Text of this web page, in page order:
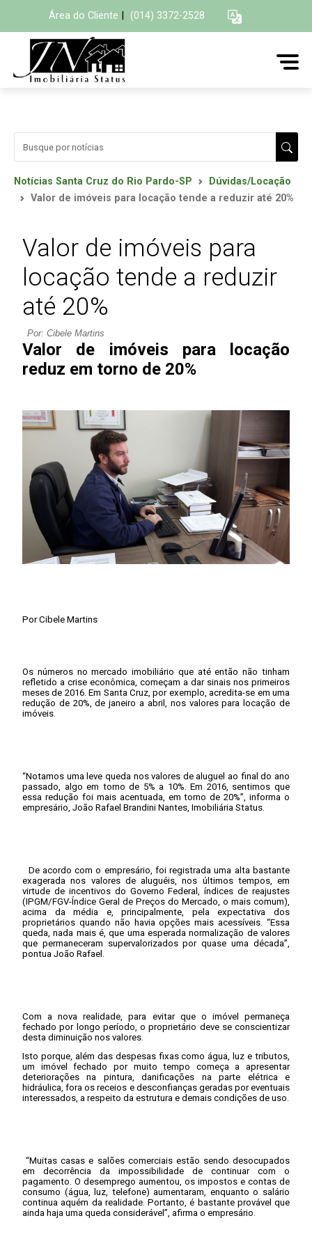
Área do Cliente (014) 3372-2528
Notícias Santa Cruz do Rio Pardo-SP
Dúvidas/Locação
Valor de imóveis para locação tende a reduzir até 20%
Valor de imóveis para
locação tende a reduzir
até 20%
Por: Cibele Martins
Valor de imóveis para locação
reduz em torno de 20%
Por Cibele Martins
Os números no mercado imobiliário que até então não tinham
refletido a crise econômica, começam a dar sinais nos primeiros
meses de 2016. Em Santa Cruz, por exemplo, acredita-se em uma
redução de 20%, de janeiro a abril, nos valores para locação de
imóveis.
“Notamos uma leve queda nos valores de aluguel ao final do ano
passado, algo em torno de 5% a 10%. Em 2016, sentimos que
essa redução foi mais acentuada, em torno de 20%”, informa o
empresário, João Rafael Brandini Nantes, Imobiliária Status.
De acordo com o empresário, foi registrada uma alta bastante
exagerada nos valores de aluguéis, nos últimos tempos, em
virtude de incentivos do Governo Federal, índices de reajustes
(IPGM/FGV-Índice Geral de Preços do Mercado, o mais comum),
acima da média e, principalmente, pela expectativa dos
proprietários quando não havia opções mais acessíveis. “Essa
queda, nada mais é, que uma esperada normalização de valores
que permaneceram supervalorizados por quase uma década”,
pontua João Rafael.
Com a nova realidade, para evitar que o imóvel permaneça
fechado por longo período, o proprietário deve se conscientizar
desta diminuição nos valores.
Isto porque, além das despesas fixas como água, luz e tributos,
um imóvel fechado por muito tempo começa a apresentar
deteriorações na pintura, danificações na parte elétrica e
hidráulica, fora os receios e desconfianças geradas por eventuais
interessados, a respeito da estrutura e demais condições de uso.
“Muitas casas e salões comerciais estão sendo desocupados
em decorrência da impossibilidade de continuar com o
pagamento. O desemprego aumentou, os impostos e contas de
consumo (água, luz, telefone) aumentaram, enquanto o salário
continua aquém da realidade. Portanto, é bastante provável que
ainda haja uma queda considerável”, afirma o empresário.